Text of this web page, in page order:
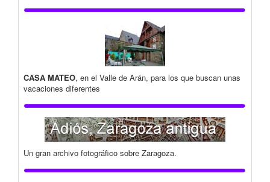
CASA MATEO, en el Valle de Arán, para los que buscan unas
vacaciones diferentes
Un gran archivo fotográfico sobre Zaragoza.